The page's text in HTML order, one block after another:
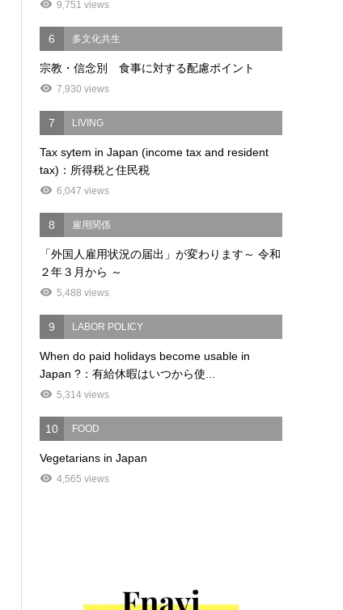
9,751 views
6 多文化共生
宗教・信念別 食事に対する配慮ポイント
7,930 views
7 LIVING
Tax sytem in Japan (income tax and resident
tax)：所得税と住民税
6,047 views
8 雇用関係
「外国人雇用状況の届出」が変わります～ 令和
２年３月から ～
5,488 views
9 LABOR POLICY
When do paid holidays become usable in
Japan ?：有給休暇はいつから使...
5,314 views
10 FOOD
Vegetarians in Japan
4,565 views